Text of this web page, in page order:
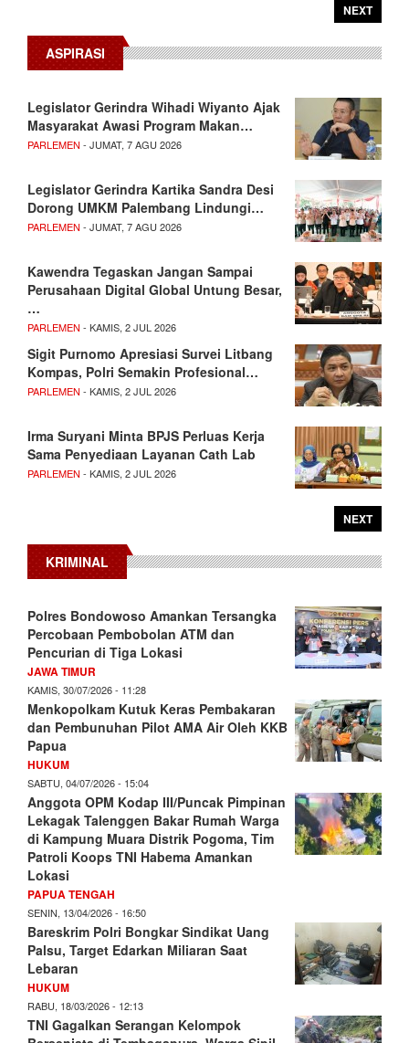
NEXT
ASPIRASI
Legislator Gerindra Wihadi Wiyanto Ajak
Masyarakat Awasi Program Makan…
PARLEMEN - JUMAT, 7 AGU 2026
Legislator Gerindra Kartika Sandra Desi
Dorong UMKM Palembang Lindungi…
PARLEMEN - JUMAT, 7 AGU 2026
Kawendra Tegaskan Jangan Sampai
Perusahaan Digital Global Untung Besar,
…
PARLEMEN - KAMIS, 2 JUL 2026
Sigit Purnomo Apresiasi Survei Litbang
Kompas, Polri Semakin Profesional…
PARLEMEN - KAMIS, 2 JUL 2026
Irma Suryani Minta BPJS Perluas Kerja
Sama Penyediaan Layanan Cath Lab
PARLEMEN - KAMIS, 2 JUL 2026
NEXT
KRIMINAL
Polres Bondowoso Amankan Tersangka
Percobaan Pembobolan ATM dan
Pencurian di Tiga Lokasi
JAWA TIMUR
KAMIS, 30/07/2026 - 11:28
Menkopolkam Kutuk Keras Pembakaran
dan Pembunuhan Pilot AMA Air Oleh KKB
Papua
HUKUM
SABTU, 04/07/2026 - 15:04
Anggota OPM Kodap III/Puncak Pimpinan
Lekagak Talenggen Bakar Rumah Warga
di Kampung Muara Distrik Pogoma, Tim
Patroli Koops TNI Habema Amankan
Lokasi
PAPUA TENGAH
SENIN, 13/04/2026 - 16:50
Bareskrim Polri Bongkar Sindikat Uang
Palsu, Target Edarkan Miliaran Saat
Lebaran
HUKUM
RABU, 18/03/2026 - 12:13
TNI Gagalkan Serangan Kelompok